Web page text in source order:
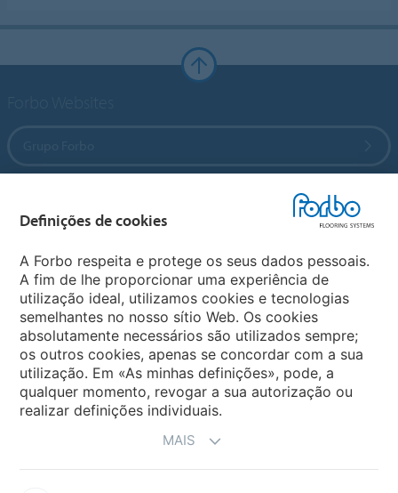
Sites Mundiais
Escolha seu país
Definições de cookies
A Forbo respeita e protege os seus dados pessoais.
A fim de lhe proporcionar uma experiência de
utilização ideal, utilizamos cookies e tecnologias
semelhantes no nosso sítio Web. Os cookies
absolutamente necessários são utilizados sempre;
os outros cookies, apenas se concordar com a sua
utilização. Em «As minhas definições», pode, a
qualquer momento, revogar a sua autorização ou
realizar definições individuais.
MAIS